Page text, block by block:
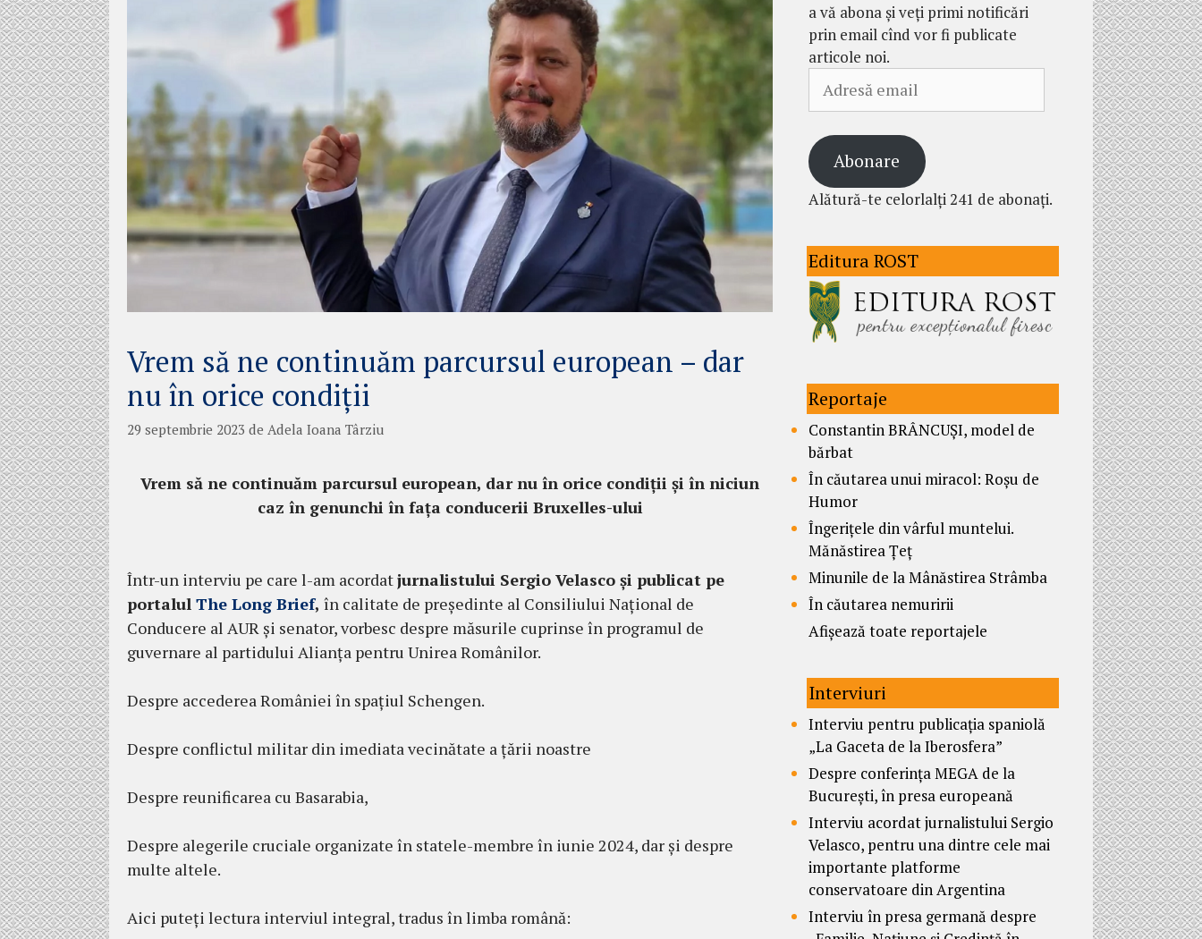
Vrem să ne continuăm parcursul european – dar
nu în orice condiții
29 septembrie 2023 de Adela Ioana Târziu
Vrem să ne continuăm parcursul european, dar nu în orice condiții și în niciun
caz în genunchi în fața conducerii Bruxelles-ului
Într-un interviu pe care l-am acordatjurnalistului Sergio Velasco și publicat pe
portalul The Long Brief, în calitate de președinte al Consiliului Național de
Conducere al AUR și senator, vorbesc despre măsurile cuprinse în programul de
guvernare al partidului Alianța pentru Unirea Românilor.
Despre accederea României în spațiul Schengen.
Despre conflictul militar din imediata vecinătate a țării noastre
Despre reunificarea cu Basarabia,
Despre alegerile cruciale organizate în statele-membre în iunie 2024, dar și despre
multe altele.
Aici puteți lectura interviul integral, tradus în limba română:
a vă abona și veți primi notificări
prin email cînd vor fi publicate
articole noi.
email
Abonare
Alătură-te celorlalți 241 de abonați.
Editura ROST
Reportaje
Constantin BRÂNCUȘI, model de
bărbat
În căutarea unui miracol: Roșu de
Humor
Îngerițele din vârful muntelui.
Mănăstirea Țeț
Minunile de la Mânăstirea Strâmba
În căutarea nemuririi
Afișează toate reportajele
Interviuri
Interviu pentru publicația spaniolă
„La Gaceta de la Iberosfera”
Despre conferința MEGA de la
București, în presa europeană
Interviu acordat jurnalistului Sergio
Velasco, pentru una dintre cele mai
importante platforme
conservatoare din Argentina
Interviu în presa germană despre